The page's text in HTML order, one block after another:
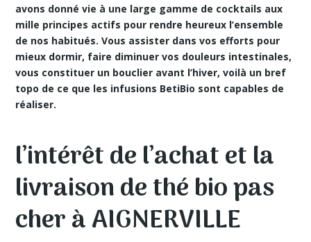
avons donné vie à une large gamme de cocktails aux
mille principes actifs pour rendre heureux l’ensemble
de nos habitués. Vous assister dans vos efforts pour
mieux dormir, faire diminuer vos douleurs intestinales,
vous constituer un bouclier avant l’hiver, voilà un bref
topo de ce que les infusions BetiBio sont capables de
réaliser.
l’intérêt de l’achat et la
livraison de thé bio pas
cher à AIGNERVILLE